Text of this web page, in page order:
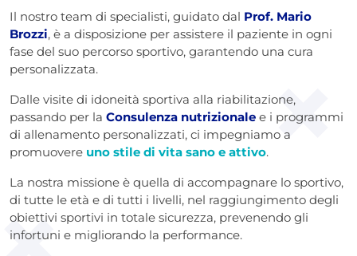
Il nostro team di specialisti, guidato dal Prof. Mario
Brozzi, è a disposizione per assistere il paziente in ogni
fase del suo percorso sportivo, garantendo una cura
personalizzata.
Dalle visite di idoneità sportiva alla riabilitazione,
passando per la Consulenza nutrizionale e i programmi
di allenamento personalizzati, ci impegniamo a
promuovere uno stile di vita sano e attivo.
La nostra missione è quella di accompagnare lo sportivo,
di tutte le età e di tutti i livelli, nel raggiungimento degli
obiettivi sportivi in totale sicurezza, prevenendo gli
infortuni e migliorando la performance.